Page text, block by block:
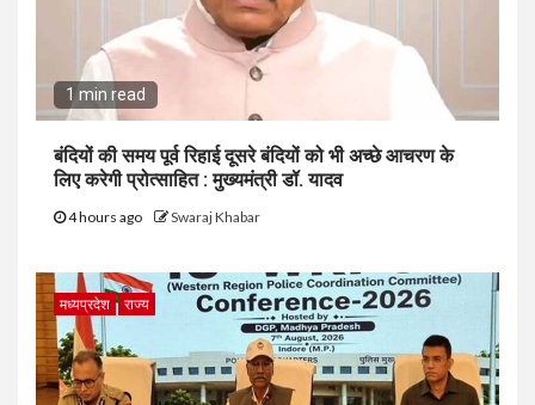
1 min read
बंदियों की समय पूर्व रिहाई दूसरे बंदियों को भी अच्छे आचरण के
लिए करेगी प्रोत्साहित : मुख्यमंत्री डॉ. यादव
4 hours ago Swaraj Khabar
मध्यप्रदेश राज्य